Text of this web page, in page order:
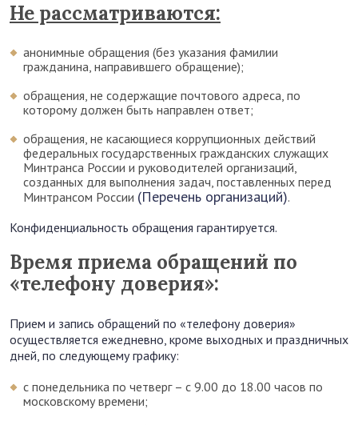
Не рассматриваются:
анонимные обращения (без указания фамилии
гражданина, направившего обращение);
обращения, не содержащие почтового адреса, по
которому должен быть направлен ответ;
обращения, не касающиеся коррупционных действий
федеральных государственных гражданских служащих
Минтранса России и руководителей организаций,
созданных для выполнения задач, поставленных перед
Минтрансом России (Перечень организаций).
Конфиденциальность обращения гарантируется.
Время приема обращений по
«телефону доверия»:
Прием и запись обращений по «телефону доверия»
осуществляется ежедневно, кроме выходных и праздничных
дней, по следующему графику:
с понедельника по четверг – с 9.00 до 18.00 часов по
московскому времени;